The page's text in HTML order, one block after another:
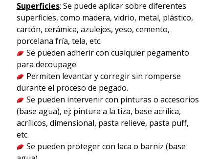
Superficies: Se puede aplicar sobre diferentes
superficies, como madera, vidrio, metal, plástico,
cartón, cerámica, azulejos, yeso, cemento,
porcelana fría, tela, etc.
Se pueden adherir con cualquier pegamento
para decoupage.
Permiten levantar y corregir sin romperse
durante el proceso de pegado.
Se pueden intervenir con pinturas o accesorios
(base agua), ej: pintura a la tiza, base acrílica,
acrílicos, dimensional, pasta relieve, pasta puff,
etc.
Se pueden proteger con laca o barniz (base